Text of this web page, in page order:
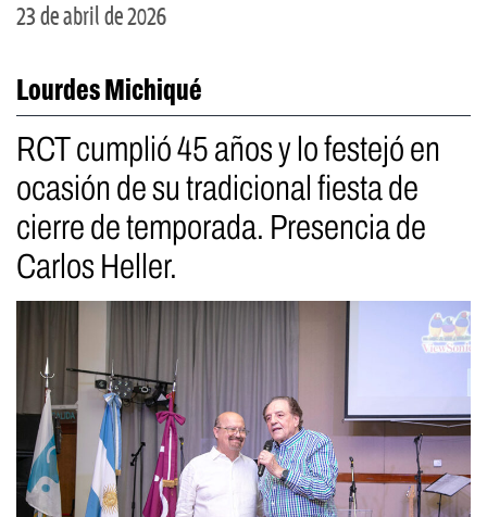
23 de abril de 2026
Lourdes Michiqué
RCT cumplió 45 años y lo festejó en
ocasión de su tradicional fiesta de
cierre de temporada. Presencia de
Carlos Heller.